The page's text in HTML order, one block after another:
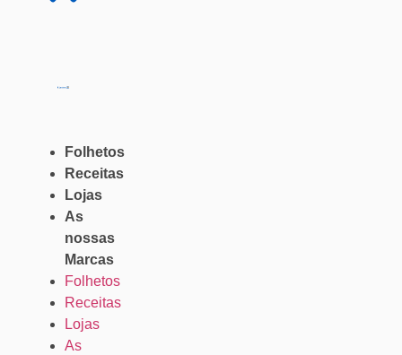
Folhetos
Receitas
Lojas
As
nossas
Marcas
Folhetos
Receitas
Lojas
As